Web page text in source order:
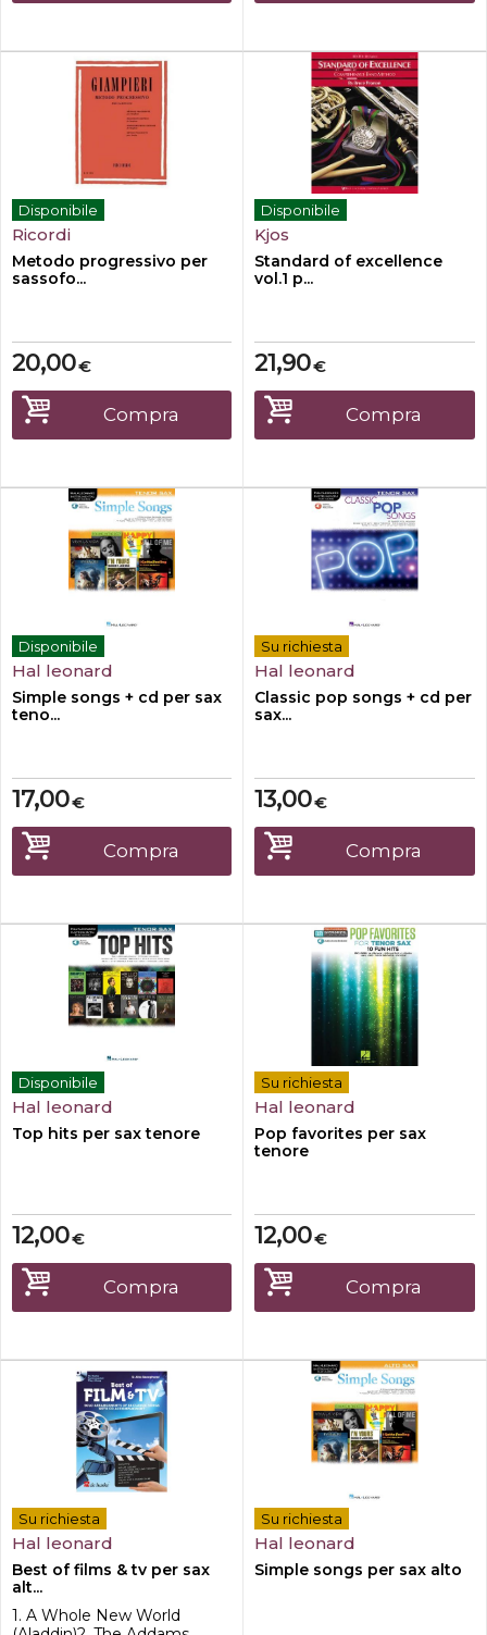
Disponibile
Ricordi
Metodo progressivo per
sassofo...
€
20,00
Compra
Disponibile
Kjos
Standard of excellence
vol.1 p...
€
21,90
Compra
Disponibile
Hal leonard
Simple songs + cd per sax
teno...
€
17,00
Compra
Su richiesta
Hal leonard
Classic pop songs + cd per
sax...
€
13,00
Compra
Disponibile
Hal leonard
Top hits per sax tenore
€
12,00
Compra
Su richiesta
Hal leonard
Pop favorites per sax
tenore
€
12,00
Compra
Su richiesta
Hal leonard
Best of films & tv per sax
alt...
1. A Whole New World
Su richiesta
Hal leonard
Simple songs per sax alto